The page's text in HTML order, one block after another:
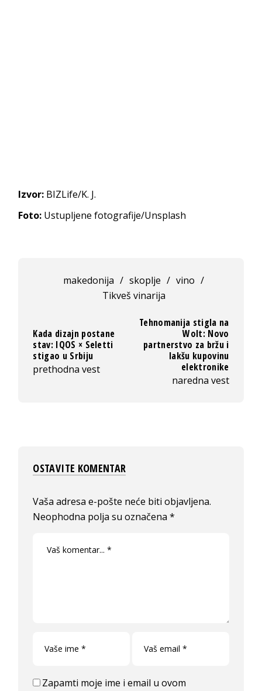
Izvor: BIZLife/K. J.
Foto: Ustupljene fotografije/Unsplash
makedonija / skoplje / vino /
Tikveš vinarija
Kada dizajn postane
stav: IQOS × Seletti
stigao u Srbiju
prethodna vest
Tehnomanija stigla na
Wolt: Novo
partnerstvo za bržu i
lakšu kupovinu
elektronike
naredna vest
OSTAVITE KOMENTAR
Vaša adresa e-pošte neće biti objavljena.
Neophodna polja su označena*
Zapamti moje ime i email u ovom